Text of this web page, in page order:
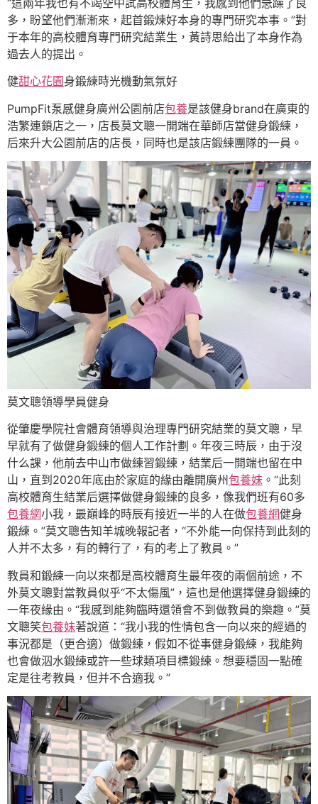
多，盼望他們漸漸來，起首鍛煉好本身的專門研究本事。”對
于本年的高校體育專門研究結業生，黃詩思給出了本身作為
過去人的提出。
健甜心花園身鍛練時光機動氣氛好
PumpFit泵感健身廣州公園前店包養是該健身brand在廣東的
浩繁連鎖店之一，店長莫文聰一開端在華師店當健身鍛練，
后來升大公園前店的店長，同時也是該店鍛練團隊的一員。
莫文聰領導學員健身
從肇慶學院社會體育領導與治理專門研究結業的莫文聰，早
早就有了做健身鍛練的個人工作計劃。年夜三時辰，由于沒
什么課，他前去中山市做練習鍛練，結業后一開端也留在中
山，直到2020年底由於家庭的緣由離開廣州包養妹 。“此刻
高校體育生結業后選擇做健身鍛練的良多，像我們班有60多
包養網小我，最巔峰的時辰有接近一半的人在做包養網健身
鍛練。”莫文聰告知羊城晚報記者，“不外能一向保持到此刻的
人并不太多，有的轉行了，有的考上了教員。”
教員和鍛練一向以來都是高校體育生最年夜的兩個前途，不
外莫文聰對當教員似乎“不太傷風”，這也是他選擇健身鍛練的
一年夜緣由。“我感到能夠臨時還領會不到做教員的樂趣。”莫
文聰笑包養妹著說道：“我小我的性情包含一向以來的經過的
事況都是（更合適）做鍛練，假如不從事健身鍛練，我能夠
也會做泅水鍛練或許一些球類項目標鍛練。想要穩固一點確
定是往考教員，但并不合適我。”